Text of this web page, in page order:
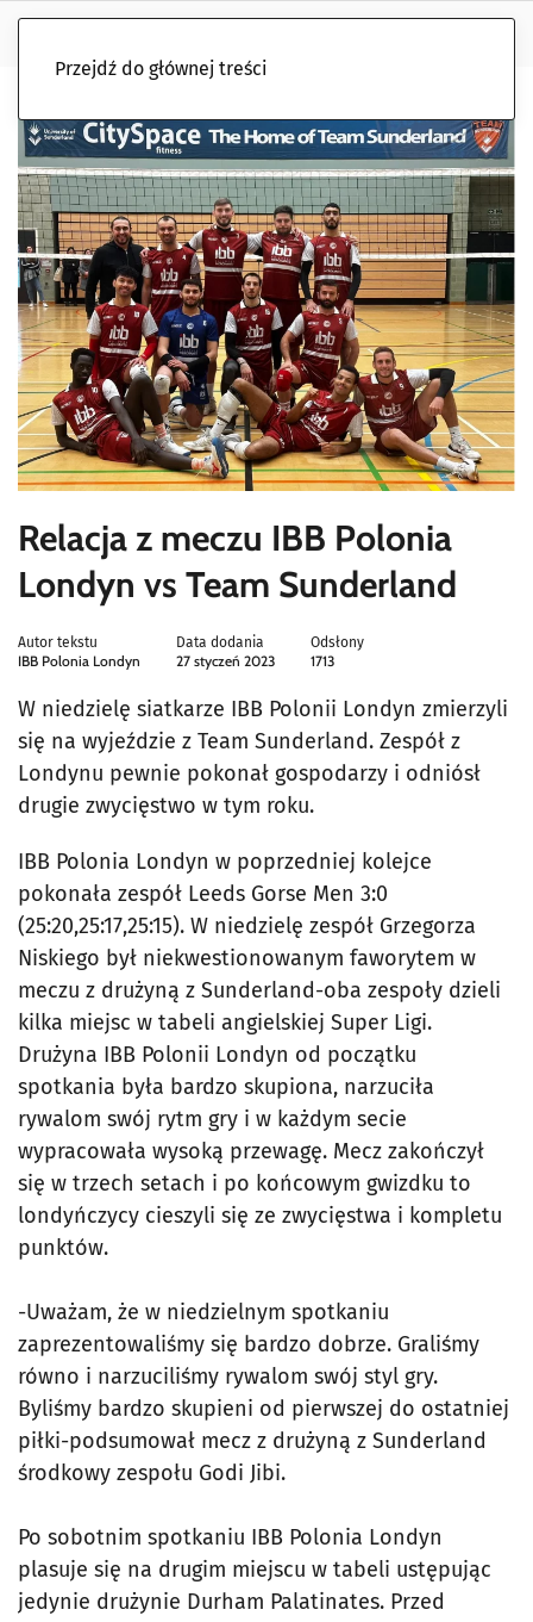
Przejdź do głównej treści
Relacja z meczu IBB Polonia
Londyn vs Team Sunderland
Autor tekstu
IBB Polonia Londyn
Data dodania
27 styczeń 2023
Odsłony
1713
W niedzielę siatkarze IBB Polonii Londyn zmierzyli
się na wyjeździe z Team Sunderland. Zespół z
Londynu pewnie pokonał gospodarzy i odniósł
drugie zwycięstwo w tym roku.
IBB Polonia Londyn w poprzedniej kolejce
pokonała zespół Leeds Gorse Men 3:0
(25:20,25:17,25:15). W niedzielę zespół Grzegorza
Niskiego był niekwestionowanym faworytem w
meczu z drużyną z Sunderland-oba zespoły dzieli
kilka miejsc w tabeli angielskiej Super Ligi.
Drużyna IBB Polonii Londyn od początku
spotkania była bardzo skupiona, narzuciła
rywalom swój rytm gry i w każdym secie
wypracowała wysoką przewagę. Mecz zakończył
się w trzech setach i po końcowym gwizdku to
londyńczycy cieszyli się ze zwycięstwa i kompletu
punktów.
-Uważam, że w niedzielnym spotkaniu
zaprezentowaliśmy się bardzo dobrze. Graliśmy
równo i narzuciliśmy rywalom swój styl gry.
Byliśmy bardzo skupieni od pierwszej do ostatniej
piłki-podsumował mecz z drużyną z Sunderland
środkowy zespołu Godi Jibi.
Po sobotnim spotkaniu IBB Polonia Londyn
plasuje się na drugim miejscu w tabeli ustępując
jedynie drużynie Durham Palatinates. Przed